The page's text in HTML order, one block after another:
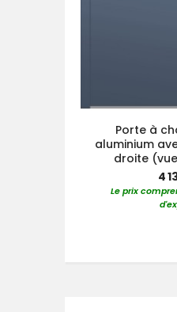
Porte à
aluminium
droite
4
Le prix